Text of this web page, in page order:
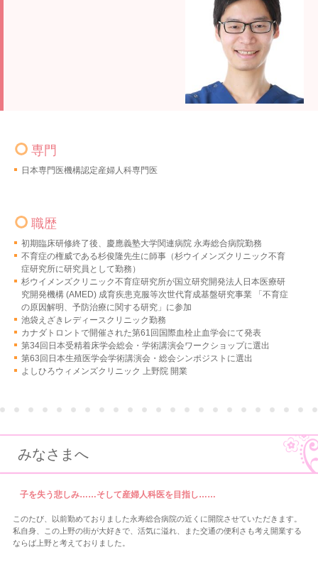
専門
日本専門医機構認定産婦人科専門医
職歴
初期臨床研修終了後、慶應義塾大学関連病院 永寿総合病院勤務
不育症の権威である杉俊隆先生に師事（杉ウイメンズクリニック不育
症研究所に研究員として勤務）
杉ウイメンズクリニック不育症研究所が国立研究開発法人日本医療研
究開発機構 (AMED) 成育疾患克服等次世代育成基盤研究事業 「不育症
の原因解明、予防治療に関する研究」に参加
池袋えざきレディースクリニック勤務
カナダトロントで開催された第61回国際血栓止血学会にて発表
第34回日本受精着床学会総会・学術講演会ワークショップに選出
第63回日本生殖医学会学術講演会・総会シンポジストに選出
よしひろウィメンズクリニック 上野院 開業
みなさまへ
子を失う悲しみ……そして産婦人科医を目指し……
このたび、以前勤めておりました永寿総合病院の近くに開院させていただきます。
私自身、この上野の街が大好きで、活気に溢れ、また交通の便利さも考え開業する
ならば上野と考えておりました。